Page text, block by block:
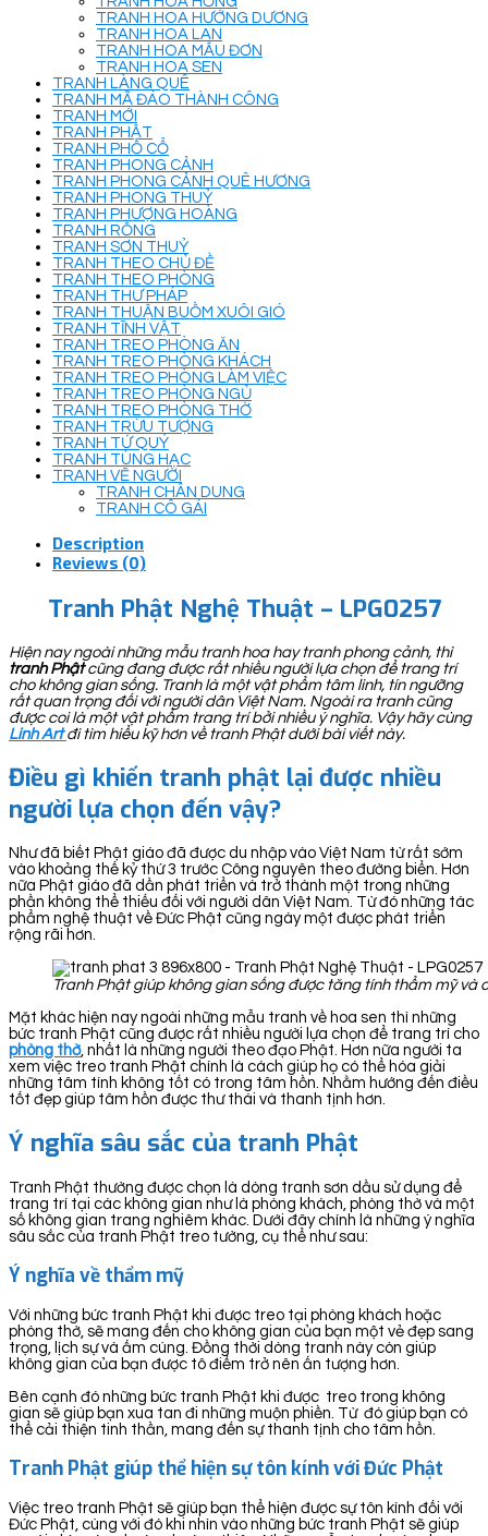
TRANH HOA HƯỚNG DƯƠNG
TRANH HOA LAN
TRANH HOA MẪU ĐƠN
TRANH HOA SEN
TRANH LÀNG QUÊ
TRANH MÃ ĐÁO THÀNH CÔNG
TRANH MỚI
TRANH PHẬT
TRANH PHỐ CỔ
TRANH PHONG CẢNH
TRANH PHONG CẢNH QUÊ HƯƠNG
TRANH PHONG THUỶ
TRANH PHƯỢNG HOÀNG
TRANH RỒNG
TRANH SƠN THUỶ
TRANH THEO CHỦ ĐỀ
TRANH THEO PHÒNG
TRANH THƯ PHÁP
TRANH THUẬN BUỒM XUÔI GIÓ
TRANH TĨNH VẬT
TRANH TREO PHÒNG ĂN
TRANH TREO PHÒNG KHÁCH
TRANH TREO PHÒNG LÀM VIỆC
TRANH TREO PHÒNG NGỦ
TRANH TREO PHÒNG THỜ
TRANH TRỪU TƯỢNG
TRANH TỨ QUÝ
TRANH TÙNG HẠC
TRANH VẼ NGƯỜI
TRANH CHÂN DUNG
TRANH CÔ GÁI
Description
Reviews (0)
Tranh Phật Nghệ Thuật – LPG0257
Hiện nay ngoài những mẫu tranh hoa hay tranh phong cảnh, thì
tranh Phậtcũng đang được rất nhiều người lựa chọn để trang trí
cho không gian sống. Tranh là một vật phẩm tâm linh, tín ngưỡng
rất quan trọng đối với người dân Việt Nam. Ngoài ra tranh cũng
được coi là một vật phẩm trang trí bởi nhiều ý nghĩa. Vậy hãy cùng
Linh Artđi tìm hiểu kỹ hơn về tranh Phật dưới bài viết này.
Điều gì khiến tranh phật lại được nhiều
người lựa chọn đến vậy?
Như đã biết Phật giáo đã được du nhập vào Việt Nam từ rất sớm
vào khoảng thế kỷ thứ 3 trước Công nguyên theo đường biển. Hơn
nữa Phật giáo đã dần phát triển và trở thành một trong những
phần không thể thiếu đối với người dân Việt Nam. Từ đó những tác
phẩm nghệ thuật về Đức Phật cũng ngày một được phát triển
rộng rãi hơn.
Tranh Phật giúp không gian sống được tăng tính thẩm mỹ và
Mặt khác hiện nay ngoài những mẫu tranh về hoa sen thì những
bức tranh Phật cũng được rất nhiều người lựa chọn để trang trí cho
phòng thờ, nhất là những người theo đạo Phật. Hơn nữa người ta
xem việc treo tranh Phật chính là cách giúp họ có thể hóa giải
những tâm tính không tốt có trong tâm hồn. Nhằm hướng đến điều
tốt đẹp giúp tâm hồn được thư thái và thanh tịnh hơn.
Ý nghĩa sâu sắc của tranh Phật
Tranh Phật thường được chọn là dòng tranh sơn dầu sử dụng để
trang trí tại các không gian như là phòng khách, phòng thờ và một
số không gian trang nghiêm khác. Dưới đây chính là những ý nghĩa
sâu sắc của tranh Phật treo tường, cụ thể như sau:
Ý nghĩa về thẩm mỹ
Với những bức tranh Phật khi được treo tại phòng khách hoặc
phòng thờ, sẽ mang đến cho không gian của bạn một vẻ đẹp sang
trọng, lịch sự và ấm cúng. Đồng thời dòng tranh này còn giúp
không gian của bạn được tô điểm trở nên ấn tượng hơn.
Bên cạnh đó những bức tranh Phật khi được treo trong không
gian sẽ giúp bạn xua tan đi những muộn phiền. Từ đó giúp bạn có
thể cải thiện tinh thần, mang đến sự thanh tịnh cho tâm hồn.
Tranh Phật giúp thể hiện sự tôn kính với Đức Phật
Việc treo tranh Phật sẽ giúp bạn thể hiện được sự tôn kính đối với
Đức Phật, cùng với đó khi nhìn vào những bức tranh Phật sẽ giúp